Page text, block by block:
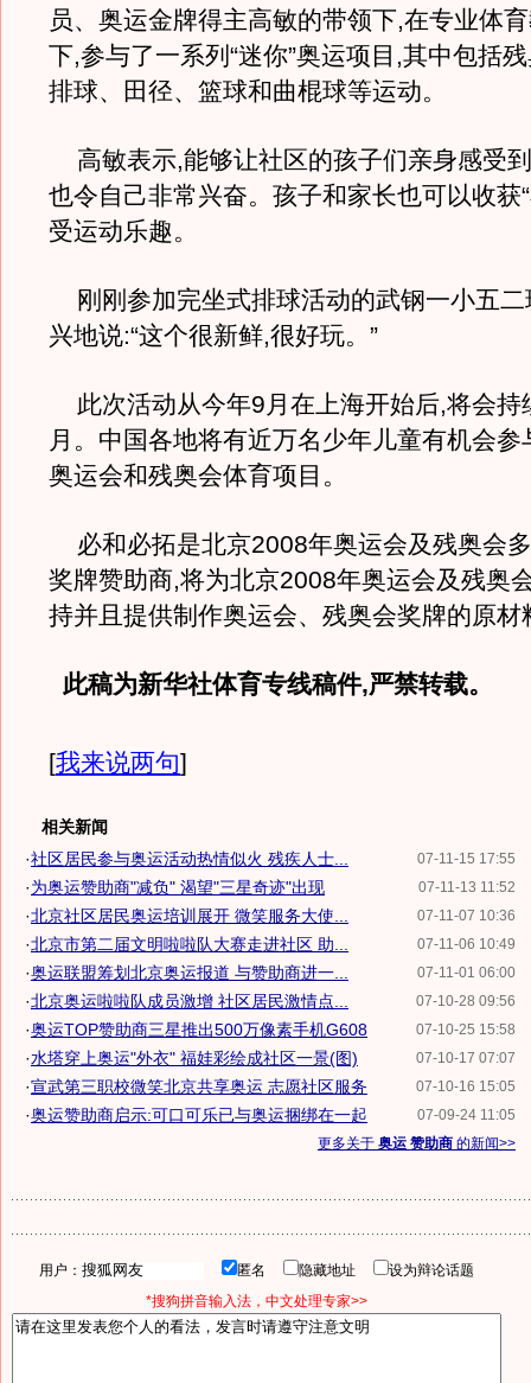
员、奥运金牌得主高敏的带领下,在专业体
下,参与了一系列“迷你”奥运项目,其中包括
排球、田径、篮球和曲棍球等运动。
高敏表示,能够让社区的孩子们亲身感受
也令自己非常兴奋。孩子和家长也可以收获
受运动乐趣。
刚刚参加完坐式排球活动的武钢一小五二
兴地说:“这个很新鲜,很好玩。”
此次活动从今年9月在上海开始后,将会持
月。中国各地将有近万名少年儿童有机会参
奥运会和残奥会体育项目。
必和必拓是北京2008年奥运会及残奥会
奖牌赞助商,将为北京2008年奥运会及残奥
持并且提供制作奥运会、残奥会奖牌的原材
此稿为新华社体育专线稿件,严禁转载。
[我来说两句]
相关新闻
07-11-15 17:55
·社区居民参与奥运活动热情似火 残疾人士...
07-11-13 11:52
·为奥运赞助商"减负" 渴望"三星奇迹"出现
07-11-07 10:36
·北京社区居民奥运培训展开 微笑服务大使...
07-11-06 10:49
·北京市第二届文明啦啦队大赛走进社区 助...
07-11-01 06:00
·奥运联盟筹划北京奥运报道 与赞助商进一...
07-10-28 09:56
·北京奥运啦啦队成员激增 社区居民激情点...
07-10-25 15:58
·奥运TOP赞助商三星推出500万像素手机G608
07-10-17 07:07
·水塔穿上奥运"外衣" 福娃彩绘成社区一景(图)
07-10-16 15:05
·宣武第三职校微笑北京共享奥运 志愿社区服务
07-09-24 11:05
·奥运赞助商启示:可口可乐已与奥运捆绑在一起
更多关于 奥运 赞助商 的新闻>>
用户： 匿名 隐藏地址
设为辩论话题
*搜狗拼音输入法，中文处理专家>>